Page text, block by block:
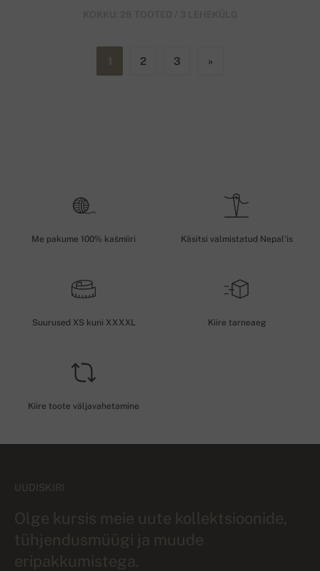
2 3 »
Me pakume 100% kašmiiri Käsitsi valmistatud Nepal'is
Suurused XS kuni XXXXL Kiire tarneaeg
Kiire toote väljavahetamine
UUDISKIRI
Olge kursis meie uute kollektsioonide,
tühjendusmüügi ja muude
eripakkumistega.